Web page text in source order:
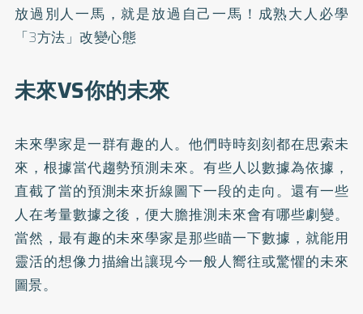
放過別人一馬，就是放過自己一馬！成熟大人必學
「3方法」改變心態
未來VS你的未來
未來學家是一群有趣的人。他們時時刻刻都在思索未
來，根據當代趨勢預測未來。有些人以數據為依據，
直截了當的預測未來折線圖下一段的走向。還有一些
人在考量數據之後，便大膽推測未來會有哪些劇變。
當然，最有趣的未來學家是那些瞄一下數據，就能用
靈活的想像力描繪出讓現今一般人嚮往或驚懼的未來
圖景。